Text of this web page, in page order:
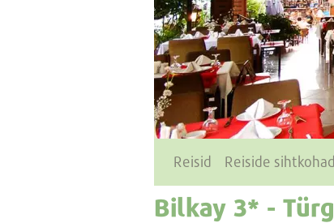
Reisid Reiside sihtkohad
Bilkay3* -